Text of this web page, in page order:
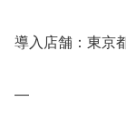
導入店舗：東京
—